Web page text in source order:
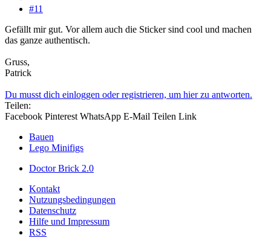
#11
Gefällt mir gut. Vor allem auch die Sticker sind cool und machen
das ganze authentisch.
Gruss,
Patrick
Du musst dich einloggen oder registrieren, um hier zu antworten.
Teilen:
Facebook Pinterest WhatsApp E-Mail Teilen Link
Bauen
Lego Minifigs
Doctor Brick 2.0
Kontakt
Nutzungsbedingungen
Datenschutz
Hilfe und Impressum
RSS